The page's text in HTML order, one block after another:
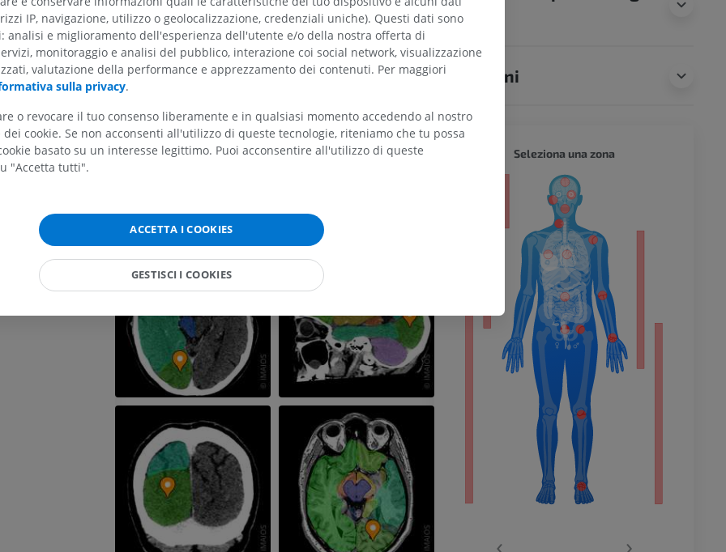
telencefalo
laterale
La traduzione è incorretta? SEGNALA
Bibliografia
This definition incorporates text from a public domain edition of Gray's
Anatomy (20th U.S. edition of Gray's Anatomy of the Human Body,
published in 1918 – from http://www.bartleby.com/107/).
animali
Traduzioni
SUPERIORE
RMN del polso
RMN della mano
ARTO INFERIORE
PREMIUM
Radiografia dell’arto
inferiore
GRATUITO
RMN dell’arto inferiore
RM
RMN dell'anca
PREMIUM
RMN del ginocchio
PREMIUM
Seleziona una zona
IP, navigazione, utilizzo o geolocalizzazione, credenziali uniche). Questi dati sono
analisi e miglioramento dell'esperienza dell'utente e/o della nostra offerta di
monitoraggio e analisi del pubblico, interazione coi social network, visualizzazione
valutazione della performance e apprezzamento dei contenuti. Per maggiori
sulla privacy.
o revocare il tuo consenso liberamente e in qualsiasi momento accedendo al nostro
cookie. Se non acconsenti all'utilizzo di queste tecnologie, riteniamo che tu possa
basato su un interesse legittimo. Puoi acconsentire all'utilizzo di queste
"Accetta tutti".
ACCETTA I COOKIES
GESTISCI I COOKIES